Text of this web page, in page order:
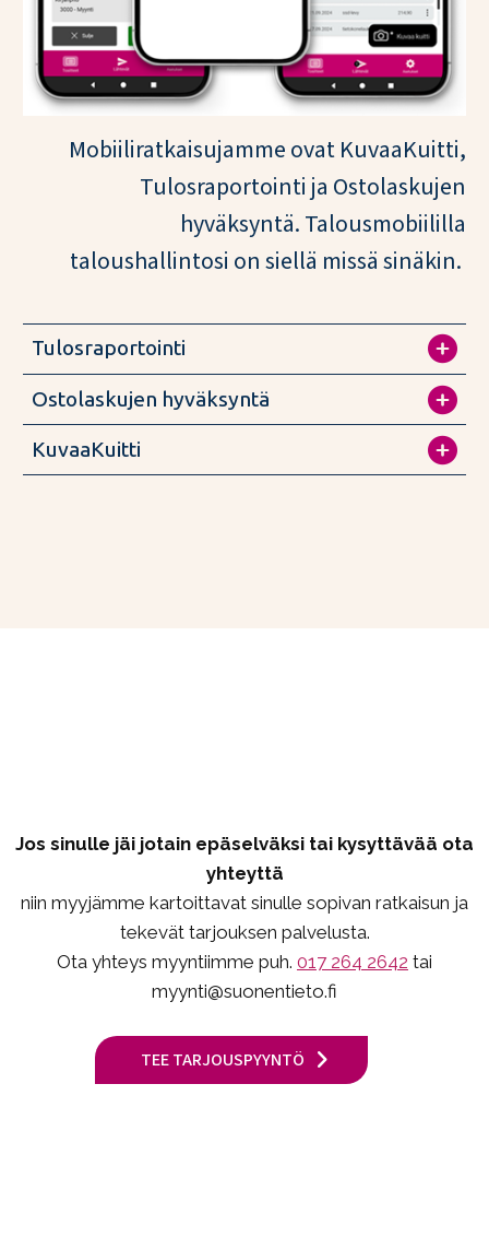
Mobiiliratkaisujamme ovat KuvaaKuitti,
Tulosraportointi ja Ostolaskujen
hyväksyntä. Talousmobiililla
taloushallintosi on siellä missä sinäkin.
Tulosraportointi
Ostolaskujen hyväksyntä
KuvaaKuitti
Jos sinulle jäi jotain epäselväksi tai kysyttävää ota
yhteyttä
niin myyjämme kartoittavat sinulle sopivan ratkaisun ja
tekevät tarjouksen palvelusta.
Ota yhteys myyntiimme puh. 017 264 2642 tai
myynti@suonentieto.fi
TEE TARJOUSPYYNTÖ